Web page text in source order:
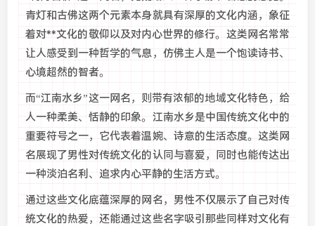
青灯和古佛这两个元素本身就具有深厚的文化内涵，象征
着对**文化的敬仰以及对内心世界的修行。这类网名常常
让人感受到一种哲学的气息，仿佛主人是一个饱读诗书、
心境超然的智者。
而“江南水乡”这一网名，则带有浓郁的地域文化特色，给
人一种柔美、恬静的印象。江南水乡是中国传统文化中的
重要符号之一，它代表着温婉、诗意的生活态度。这类网
名展现了男性对传统文化的认同与喜爱，同时也能传达出
一种淡泊名利、追求内心平静的生活方式。
通过这些文化底蕴深厚的网名，男性不仅展示了自己对传
统文化的热爱，还能通过这些名字吸引那些同样对文化有